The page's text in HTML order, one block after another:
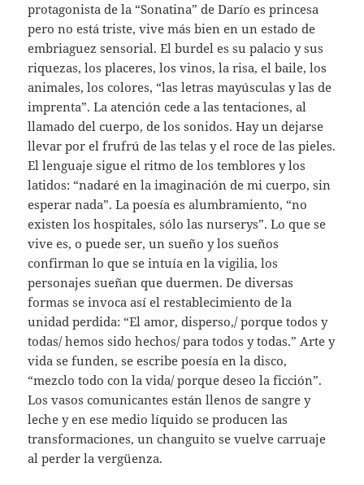
protagonista de la “Sonatina” de Darío es princesa
pero no está triste, vive más bien en un estado de
embriaguez sensorial. El burdel es su palacio y sus
riquezas, los placeres, los vinos, la risa, el baile, los
animales, los colores, “las letras mayúsculas y las de
imprenta”. La atención cede a las tentaciones, al
llamado del cuerpo, de los sonidos. Hay un dejarse
llevar por el frufrú de las telas y el roce de las pieles.
El lenguaje sigue el ritmo de los temblores y los
latidos: “nadaré en la imaginación de mi cuerpo, sin
esperar nada”. La poesía es alumbramiento, “no
existen los hospitales, sólo las nurserys”. Lo que se
vive es, o puede ser, un sueño y los sueños
confirman lo que se intuía en la vigilia, los
personajes sueñan que duermen. De diversas
formas se invoca así el restablecimiento de la
unidad perdida: “El amor, disperso,/ porque todos y
todas/ hemos sido hechos/ para todos y todas.” Arte y
vida se funden, se escribe poesía en la disco,
“mezclo todo con la vida/ porque deseo la ficción”.
Los vasos comunicantes están llenos de sangre y
leche y en ese medio líquido se producen las
transformaciones, un changuito se vuelve carruaje
al perder la vergüenza.